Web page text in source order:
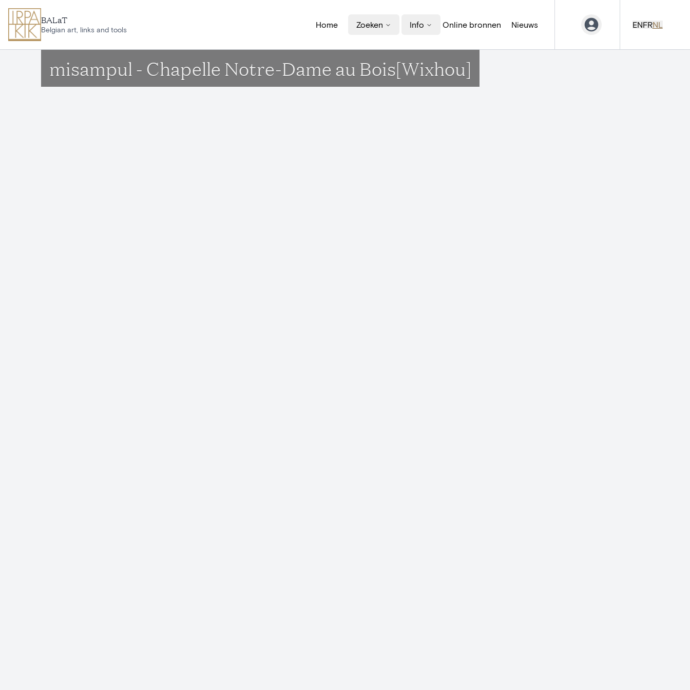
BALaT
Belgian art, links and tools
Home Zoeken Info Online bronnen Nieuws ENFRNL
misampul - Chapelle Notre-Dame au Bois[Wixhou]